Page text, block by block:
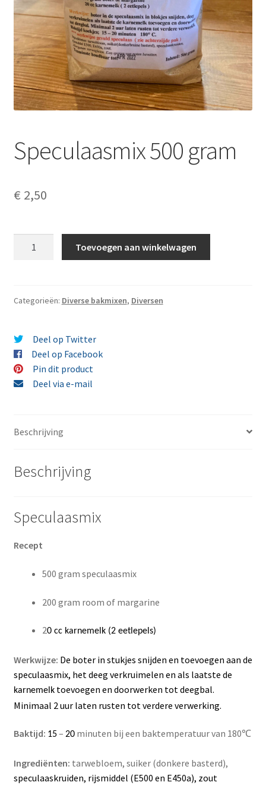
Contact
Algemene voorwaarden
Privacyverklaring
Disclaimer
Cookieverklaring
Verzenden
Speculaasmix 500 gram
€ 2,50
Toevoegen aan winkelwagen
Categorieën: Diverse bakmixen, Diversen
Deel op Twitter
Deel op Facebook
Pin dit product
Deel via e-mail
Beschrijving
Beschrijving
Speculaasmix
Recept
500 gram speculaasmix
200 gram room of margarine
20 cc karnemelk (2 eetlepels)
Werkwijze: De boter in stukjes snijden en toevoegen aan de
speculaasmix, het deeg verkruimelen en als laatste de
karnemelktoevoegen en doorwerken tot deegbal.
Minimaal 2 uur laten rusten tot verdere verwerking.
Baktijd: 15– 20minuten bij een baktemperatuur van 180℃
Ingrediënten: tarwebloem, suiker (donkere basterd),
speculaaskruiden, rijsmiddel (E500 en E450a), zout